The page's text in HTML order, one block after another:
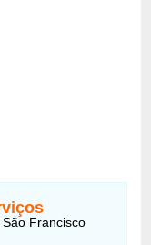
Francisco